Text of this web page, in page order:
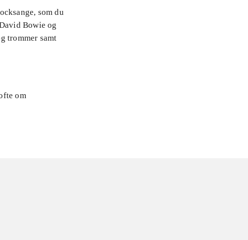
som du
Bowie og
trommer samt
om